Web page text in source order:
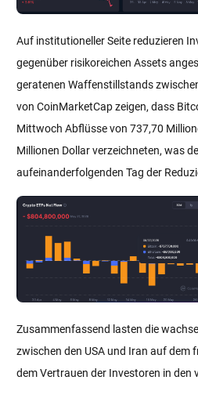
Auf institutioneller Seite reduzieren
gegenüber risikoreichen Assets
geratenen Waffenstillstands
von CoinMarketCap zeigen, dass
Mittwoch Abflüsse von 737,70
Millionen Dollar verzeichneten, was
aufeinanderfolgenden Tag der
Zusammenfassend lasten die
zwischen den USA und Iran auf
dem Vertrauen der Investoren in